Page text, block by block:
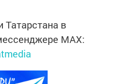
Татарстана в
MАХ: